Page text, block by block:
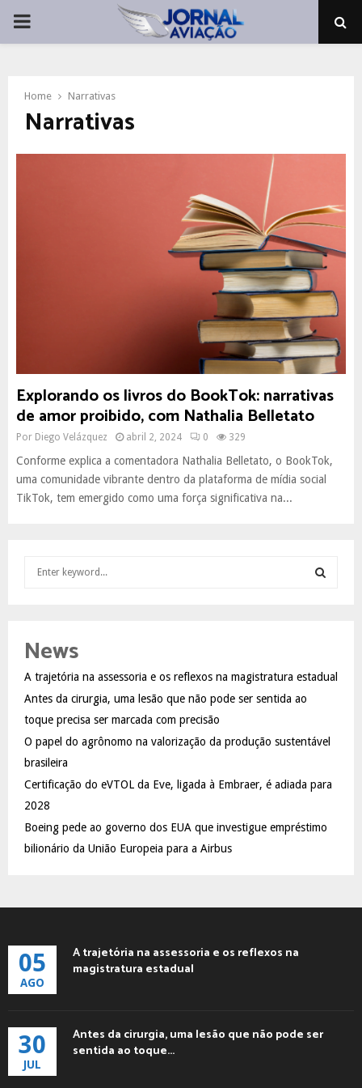
PRIMARY
Home Narrativas
Narrativas
Explorando os livros do BookTok: narrativas
de amor proibido, com Nathalia Belletato
Por Diego Velázquez abril 2, 2024 0 329
Conforme explica a comentadora Nathalia Belletato, o BookTok,
uma comunidade vibrante dentro da plataforma de mídia social
TikTok, tem emergido como uma força significativa na...
h
o
r
:
A
C
News
A trajetória na assessoria e os reflexos na magistratura estadual
Antes da cirurgia, uma lesão que não pode ser sentida ao
toque precisa ser marcada com precisão
O papel do agrônomo na valorização da produção sustentável
brasileira
Certificação do eVTOL da Eve, ligada à Embraer, é adiada para
2028
Boeing pede ao governo dos EUA que investigue empréstimo
bilionário da União Europeia para a Airbus
05
AGO
A trajetória na assessoria e os reflexos na
magistratura estadual
30
JUL
Antes da cirurgia, uma lesão que não pode ser
sentida ao toque...